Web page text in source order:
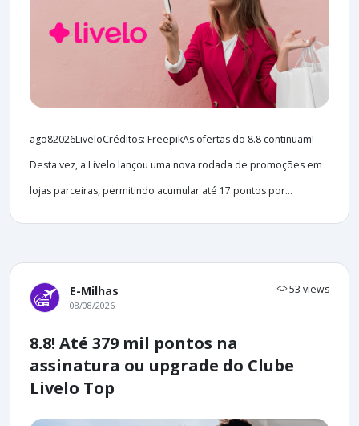
ago82026LiveloCréditos: FreepikAs ofertas do 8.8 continuam!
Desta vez, a Livelo lançou uma nova rodada de promoções em
lojas parceiras, permitindo acumular até 17 pontos por...
E-Milhas 53 views
08/08/2026
8.8! Até 379 mil pontos na
assinatura ou upgrade do Clube
Livelo Top